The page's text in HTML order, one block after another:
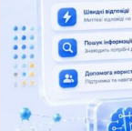
degree